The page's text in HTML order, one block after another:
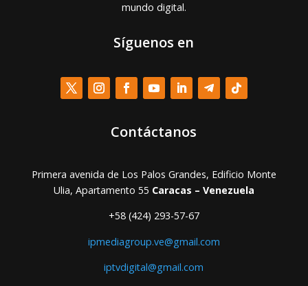
mundo digital.
Síguenos en
Contáctanos
Primera avenida de Los Palos Grandes, Edificio Monte
Ulia, Apartamento 55 Caracas – Venezuela
+58 (424) 293-57-67
ipmediagroup.ve@gmail.com
iptvdigital@gmail.com